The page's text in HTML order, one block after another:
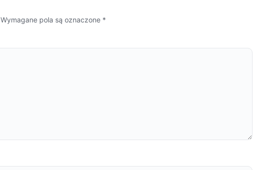
Wymagane pola są oznaczone *